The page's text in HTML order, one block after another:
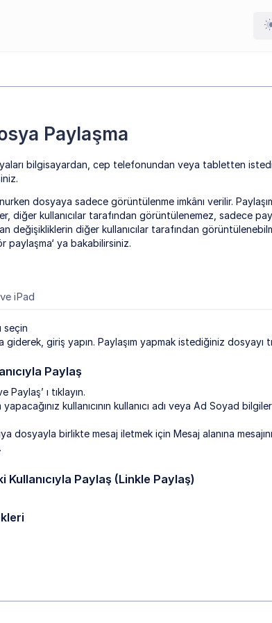
Paylaşma
bilgisayardan, cep telefonundan veya tabletten
dosyaya sadece görüntülenme imkânı verilir.
diğer kullanıcılar tarafından görüntülenemez, sadece
değişikliklerin diğer kullanıcılar tarafından
paylaşma‘ ya bakabilirsiniz.
iPad
seçin
giderek, giriş yapın. Paylaşım yapmak istediğiniz dosyayı
Paylaş
Paylaş’ ı tıklayın.
yapacağınız kullanıcının kullanıcı adı veya Ad Soyad
dosyayla birlikte mesaj iletmek için Mesaj alanına
Kullanıcıyla Paylaş (Linkle Paylaş)